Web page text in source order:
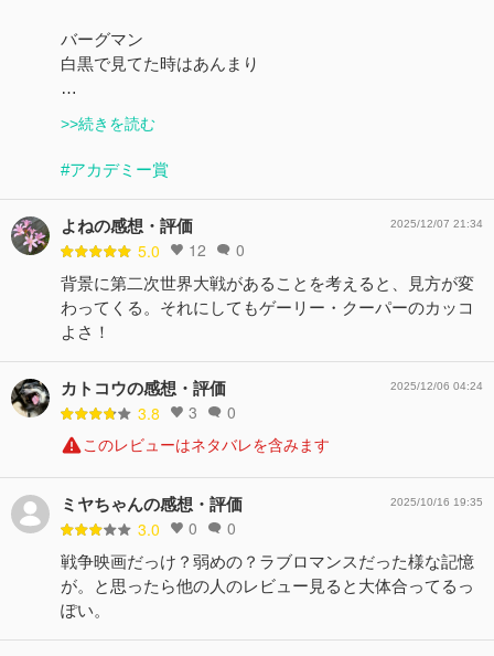
バーグマン
白黒で見てた時はあんまり
…
>>続きを読む
#アカデミー賞
よねの感想・評価
5.0 12 0
2025/12/07 21:34
背景に第二次世界大戦があることを考えると、見方が変
わってくる。それにしてもゲーリー・クーパーのカッコ
よさ！
カトコウの感想・評価
3.8 3 0
2025/12/06 04:24
このレビューはネタバレを含みます
ミヤちゃんの感想・評価
3.0 0 0
2025/10/16 19:35
戦争映画だっけ？弱めの？ラブロマンスだった様な記憶
が。と思ったら他の人のレビュー見ると大体合ってるっ
ぽい。